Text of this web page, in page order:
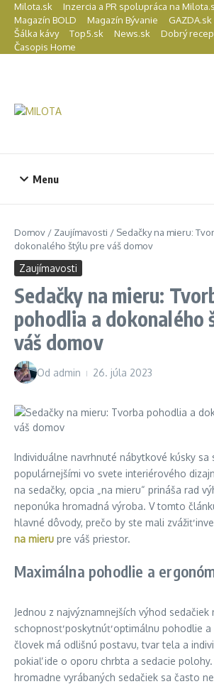
Preskočiť na obsah
Milota.sk
Inzercia a PR spolupráca na
Magazín BOLD
Magazín Bývanie GAZDA.sk
Šálka kávy
Top5.sk News.sk
Dobrý
Časopis Home
Menu
Domov / Zaujímavosti / Sedačky na mieru:
dokonalého štýlu pre váš domov
Zaujímavosti
Sedačky na mieru:
pohodlia a dokonalého
váš domov
Od admin 26. júla 2023
Individuálne navrhnuté nábytkové kúsky sa
populárnejšími vo svete interiérového
na sedačky, opcia „na mieru“ prináša rad
neponúka hromadná výroba. V tomto
hlavné dôvody, prečo by ste mali zvážiť
na mieru pre váš priestor.
Maximálna pohodlie a
Jednou z najvýznamnejších výhod sedačiek
schopnosť poskytnúť optimálnu pohodlie a
človek má odlišnú postavu, tvar tela a
pokiaľ ide o oporu chrbta a sedacie
hromadne vyrábaných sedačiek sa často